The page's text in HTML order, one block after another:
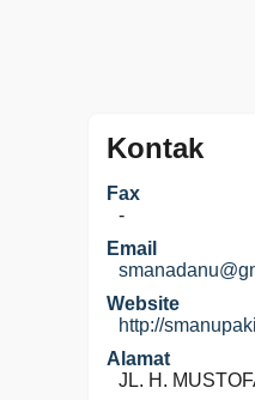
Kontak
Fax
-
Email
Website
http://
Alamat
JL. H.